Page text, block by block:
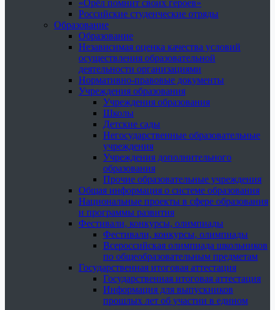
«Орёл помнит своих героев»
Российские студенческие отряды
Образование
Образование
Независимая оценка качества условий
осуществления образовательной
деятельности организациями
Нормативно-правовые документы
Учреждения образования
Учреждения образования
Школы
Детские сады
Негосударственные образовательные
учреждения
Учреждения дополнительного
образования
Прочие образовательные учреждения
Общая информация о системе образования
Национальные проекты в сфере образования
и программы развития
Фестивали, конкурсы, олимпиады
Фестивали, конкурсы, олимпиады
Всероссийская олимпиада школьников
по общеобразовательным предметам
Государственная итоговая аттестация
Государственная итоговая аттестация
Информация для выпускников
прошлых лет об участии в едином